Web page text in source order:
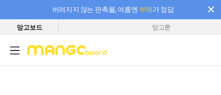
버려지지 않는 판촉물, 여름엔 부채가 정답
필요한 만큼 충전하고 끊김 없이 작업하세요! 새로워진 AI 부스터 요금제
망고보드 망고툰